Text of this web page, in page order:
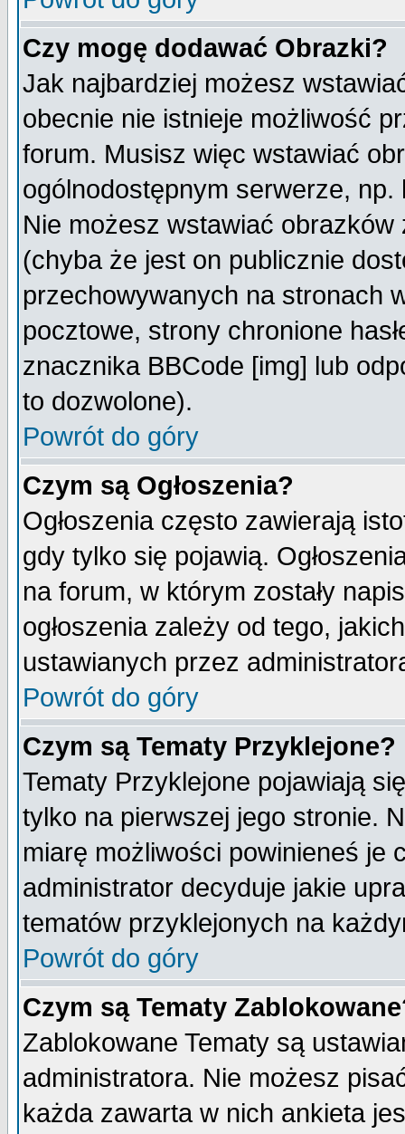
Czy mogę dodawać Obrazki?
Jak najbardziej możesz
obecnie nie istnieje możliwość
forum. Musisz więc wstawiać
ogólnodostępnym serwerze,
Nie możesz wstawiać
(chyba że jest on publicznie
przechowywanych na stronach
pocztowe, strony chronione
znacznika BBCode [img] lub
to dozwolone).
Powrót do góry
Czym są Ogłoszenia?
Ogłoszenia często zawierają
gdy tylko się pojawią.
na forum, w którym zostały
ogłoszenia zależy od tego,
ustawianych przez
Powrót do góry
Czym są Tematy Przyklejone?
Tematy Przyklejone pojawiają
tylko na pierwszej jego stronie.
miarę możliwości powinieneś je
administrator decyduje jakie
tematów przyklejonych na
Powrót do góry
Czym są Tematy
Zablokowane Tematy są
administratora. Nie możesz
każda zawarta w nich ankieta